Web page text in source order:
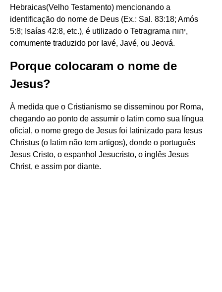
Hebraicas(Velho Testamento) mencionando a
identificação do nome de Deus (Ex.: Sal. 83:18; Amós
5:8; Isaías 42:8, etc.), é utilizado o Tetragrama יהוה,
comumente traduzido por Iavé, Javé, ou Jeová.
Porque colocaram o nome de
Jesus?
À medida que o Cristianismo se disseminou por Roma,
chegando ao ponto de assumir o latim como sua língua
oficial, o nome grego de Jesus foi latinizado para Iesus
Christus (o latim não tem artigos), donde o português
Jesus Cristo, o espanhol Jesucristo, o inglês Jesus
Christ, e assim por diante.